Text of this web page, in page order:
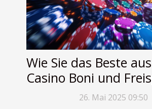
Wie Sie das Beste
Casino Boni und
herausholen26. Mai 2025 09:50